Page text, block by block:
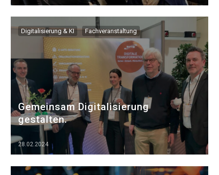
Digitalisierung & KI Fachveranstaltung
Gemeinsam Digitalisierung
gestalten.
28.02.2024
▷▷▷